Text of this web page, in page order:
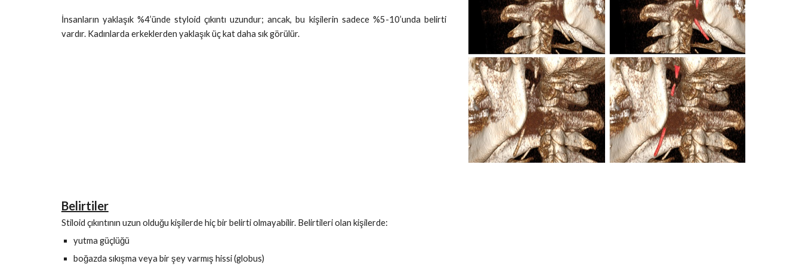
İnsanların yaklaşık %4’ünde styloid çıkıntı uzundur; ancak, bu kişilerin sadece %5-10’unda belirti
vardır. Kadınlarda erkeklerden yaklaşık üç kat daha sık görülür.
Belirtiler
Stiloid çıkıntının uzun olduğu kişilerde hiç bir belirti olmayabilir. Belirtileri olan kişilerde:
yutma güçlüğü
boğazda sıkışma veya bir şey varmış hissi (globus)